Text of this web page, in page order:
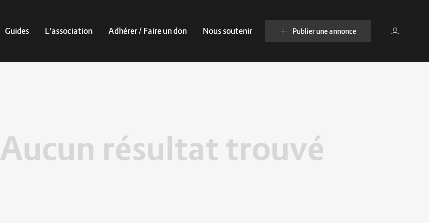
Guides L’association Adhérer / Faire un don Nous soutenir Publier une annonce
Aucun résultat trouvé